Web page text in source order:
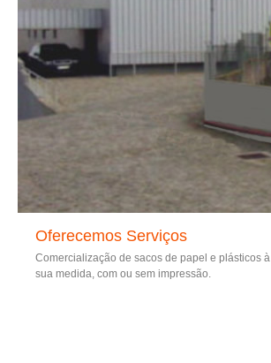
Oferecemos Serviços
Comercialização de sacos de papel e plásticos à
sua medida, com ou sem impressão.